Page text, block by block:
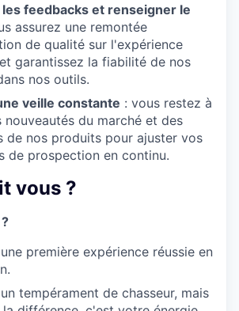
feedbacks et renseigner le
assurez une remontée
de qualité sur l'expérience
garantissez la fiabilité de nos
nos outils.
veille constante : vous restez à
du marché et des
de nos produits pour ajuster vos
de prospection en continu.
vous ?
première expérience réussie en
tempérament de chasseur, mais